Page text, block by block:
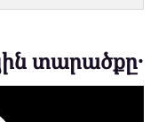
տարածքը․